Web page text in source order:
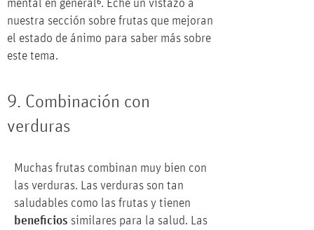
mental en general⁶. Eche un vistazo a
nuestra sección sobre frutas que mejoran
el estado de ánimo para saber más sobre
este tema.
9. Combinación con
verduras
Muchas frutas combinan muy bien con
las verduras. Las verduras son tan
saludables como las frutas y tienen
beneficios similares para la salud. Las